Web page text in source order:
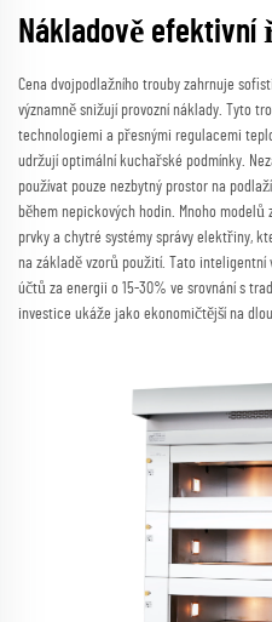
Nákladově efektivní
Cena dvojpodlažního trouby zahrnuje
významně snižují provozní náklady. Tyto
technologiemi a přesnými regulacemi
udržují optimální kuchařské podmínky.
používat pouze nezbytný prostor na
během nepickových hodin. Mnoho
prvky a chytré systémy správy elektřiny,
na základě vzorů použití. Tato inteligentní
účtů za energii o 15-30% ve srovnání s
investice ukáže jako ekonomičtější na